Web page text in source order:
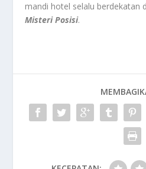
mandi hotel selalu berdekatan
Misteri Posisi.